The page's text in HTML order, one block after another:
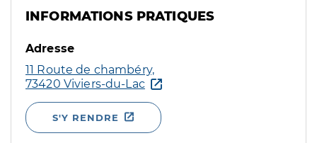
INFORMATIONS PRATIQUES
Adresse
11 Route de chambéry,
73420 Viviers-du-Lac
S'Y RENDRE